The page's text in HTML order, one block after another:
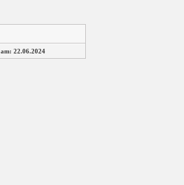
am: 22.06.2024